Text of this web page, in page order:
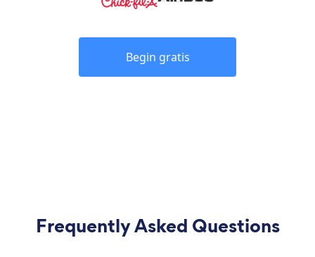
Begin gratis
Frequently Asked Questions